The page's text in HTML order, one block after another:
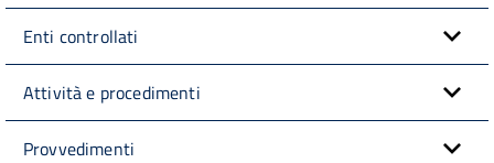
Enti controllati
Attività e procedimenti
Provvedimenti